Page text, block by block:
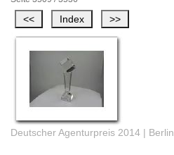
Deutscher Agenturpreis 2014 | Berlin